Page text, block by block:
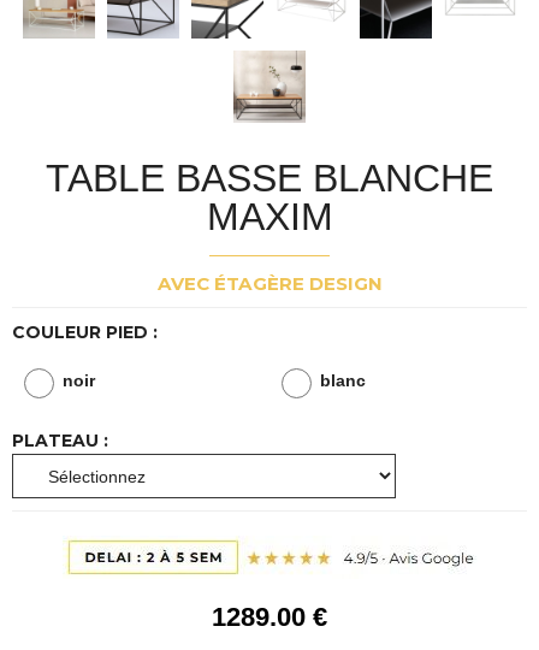
TABLE BASSE BLANCHE
MAXIM
AVEC ÉTAGÈRE DESIGN
COULEUR PIED :
noir blanc
PLATEAU :
1289.00 €